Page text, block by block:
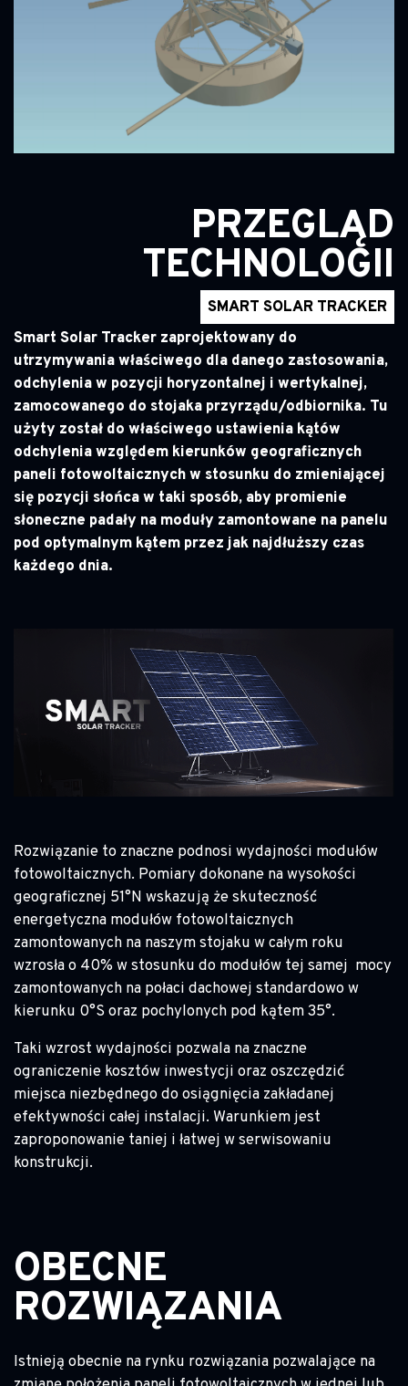
PRZEGLĄD
TECHNOLOGII
SMART SOLAR TRACKER
Smart Solar Tracker zaprojektowany do
utrzymywania właściwego dla danego zastosowania,
odchylenia w pozycji horyzontalnej i wertykalnej,
zamocowanego do stojaka przyrządu/odbiornika. Tu
użyty został do właściwego ustawienia kątów
odchylenia względem kierunków geograficznych
paneli fotowoltaicznych w stosunku do zmieniającej
się pozycji słońca w taki sposób, aby promienie
słoneczne padały na moduły zamontowane na panelu
pod optymalnym kątem przez jak najdłuższy czas
każdego dnia.
Rozwiązanie to znaczne podnosi wydajności modułów
fotowoltaicznych. Pomiary dokonane na wysokości
geograficznej 51°N wskazują że skuteczność
energetyczna modułów fotowoltaicznych
zamontowanych na naszym stojaku w całym roku
wzrosła o 40% w stosunku do modułów tej samej mocy
zamontowanych na połaci dachowej standardowo w
kierunku 0°S oraz pochylonych pod kątem 35°.
Taki wzrost wydajności pozwala na znaczne
ograniczenie kosztów inwestycji oraz oszczędzić
miejsca niezbędnego do osiągnięcia zakładanej
efektywności całej instalacji. Warunkiem jest
zaproponowanie taniej i łatwej w serwisowaniu
konstrukcji.
OBECNE
ROZWIĄZANIA
Istnieją obecnie na rynku rozwiązania pozwalające na